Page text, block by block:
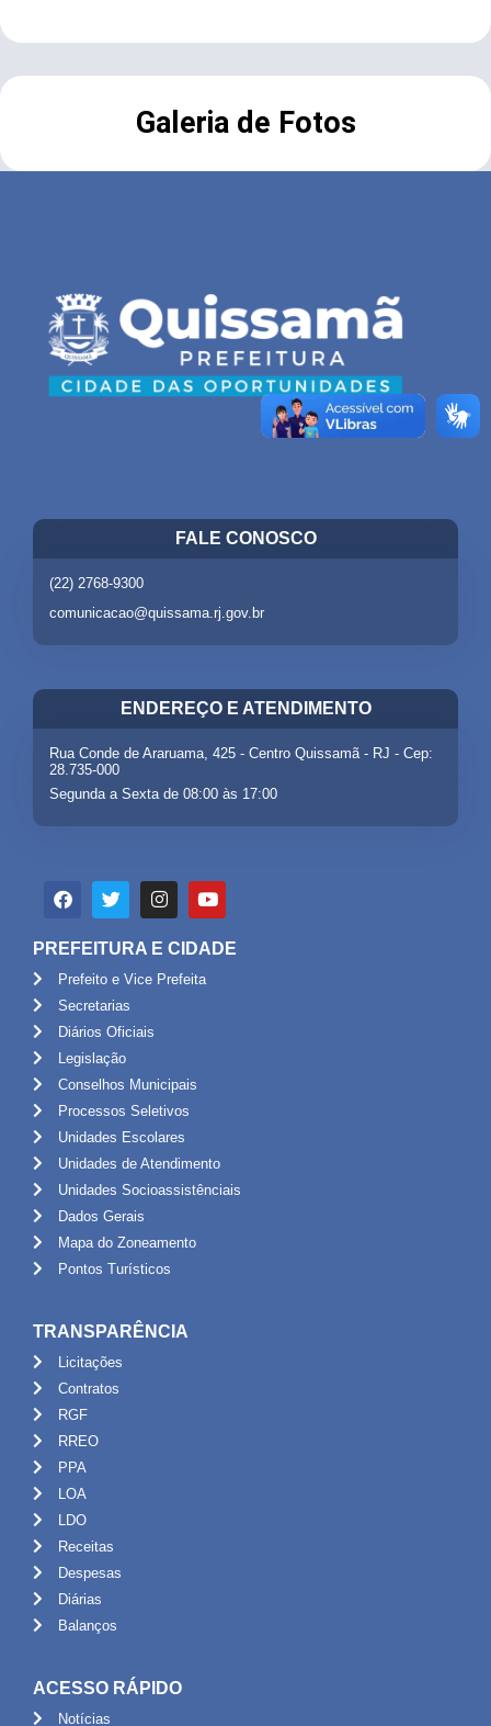
Galeria de Fotos
FALE CONOSCO
(22) 2768-9300
comunicacao@quissama.rj.gov.br
ENDEREÇO E ATENDIMENTO
Rua Conde de Araruama, 425 - Centro Quissamã - RJ - Cep:
28.735-000
Segunda a Sexta de 08:00 às 17:00
PREFEITURA E CIDADE
Prefeito e Vice Prefeita
Secretarias
Diários Oficiais
Legislação
Conselhos Municipais
Processos Seletivos
Unidades Escolares
Unidades de Atendimento
Unidades Socioassistênciais
Dados Gerais
Mapa do Zoneamento
Pontos Turísticos
TRANSPARÊNCIA
Licitações
Contratos
RGF
RREO
PPA
LOA
LDO
Receitas
Despesas
Diárias
Balanços
ACESSO RÁPIDO
Notícias